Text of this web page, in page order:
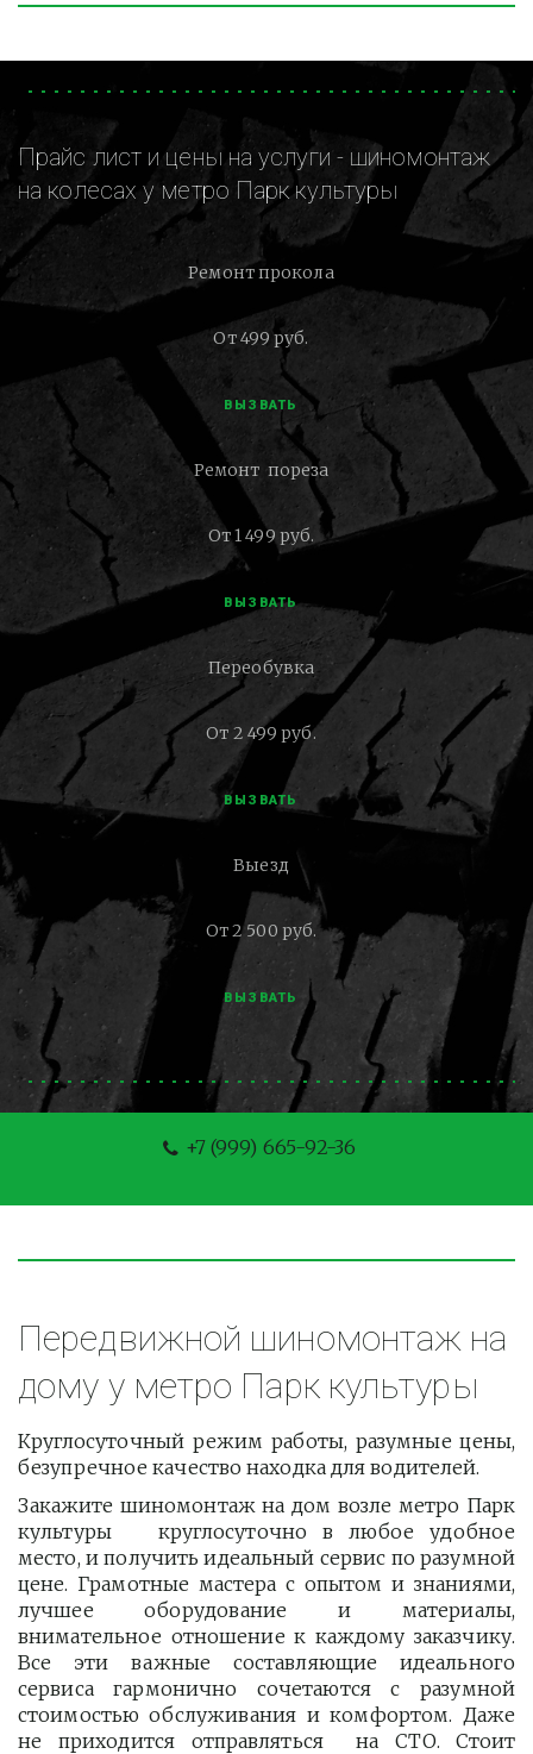
Прайс лист и цены на услуги - шиномонтаж
на колесах у метро Парк культуры
Ремонт прокола
От 499 руб.
ВЫЗВАТЬ
Ремонт пореза
От 1 499 руб.
ВЫЗВАТЬ
Переобувка
От 2 499 руб.
ВЫЗВАТЬ
Выезд
От 2 500 руб.
ВЫЗВАТЬ
+7 (999) 665-92-36
Передвижной шиномонтаж на
дому у метро Парк культуры
Круглосуточный режим работы, разумные цены,
безупречное качество находка для водителей.
Закажите шиномонтаж на дом возле метро Парк
культуры круглосуточно в любое удобное
место, и получить идеальный сервис по разумной
цене. Грамотные мастера с опытом и знаниями,
лучшее оборудование и материалы,
внимательное отношение к каждому заказчику.
Все эти важные составляющие идеального
сервиса гармонично сочетаются с разумной
стоимостью обслуживания и комфортом. Даже
не приходится отправляться на СТО. Стоит